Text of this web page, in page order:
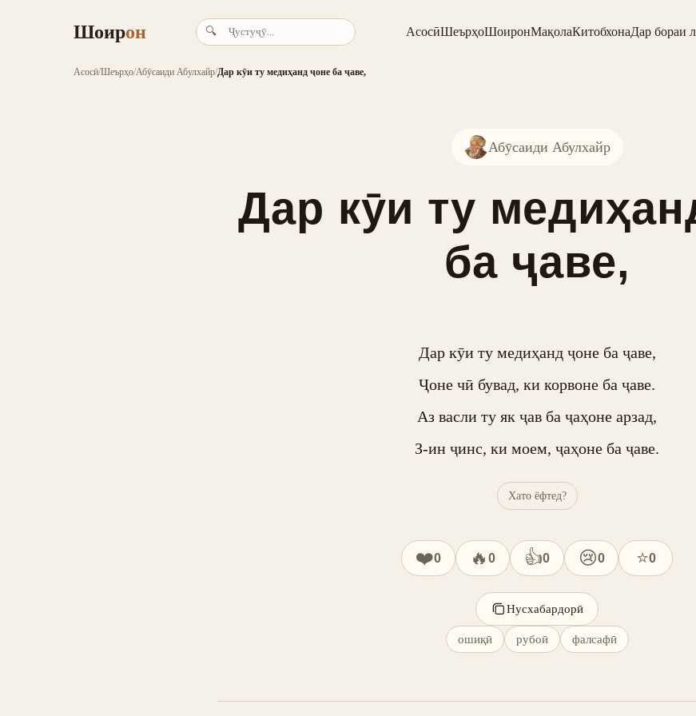
Шоирон 🔍 АсосӣШеърҳоШоиронМақолаКитобхонаДар бораи
Асосӣ/Шеърҳо/Абӯсаиди Абулхайр/Дар кӯи ту медиҳанд ҷоне ба ҷаве,
Абӯсаиди Абулхайр
Дар кӯи ту
ба ҷаве,
Дар кӯи ту медиҳанд ҷоне ба ҷаве,
Ҷоне чӣ бувад, ки корвоне ба ҷаве.
Аз васли ту як ҷав ба ҷаҳоне арзад,
З-ин ҷинс, ки моем, ҷаҳоне ба ҷаве.
Хато ёфтед?
❤️0 🔥 0 👍0 😢0 ⭐0
Нусхабардорӣ
ошиқӣ рубоӣ фалсафӣ